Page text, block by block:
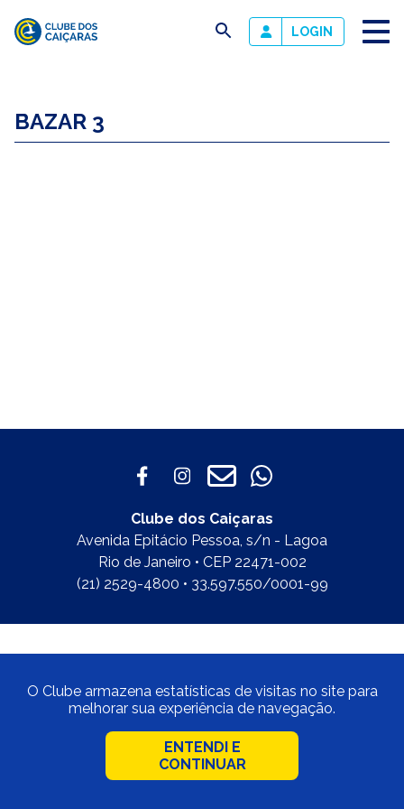
Caiçaras
busca LOGIN
BAZAR 3
Clube dos Caiçaras
Avenida Epitácio Pessoa, s/n - Lagoa
Rio de Janeiro • CEP 22471-002
(21) 2529-4800 • 33.597.550/0001-99
O Clube armazena estatísticas de visitas no site para
melhorar sua experiência de navegação.
ENTENDI E
CONTINUAR